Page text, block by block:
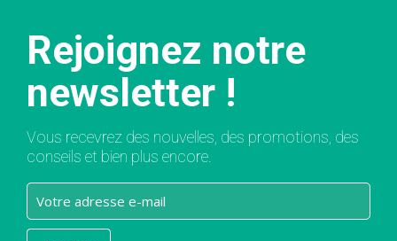
Rejoignez notre
newsletter !
Vous recevrez des nouvelles, des promotions, des
conseils et bien plus encore.